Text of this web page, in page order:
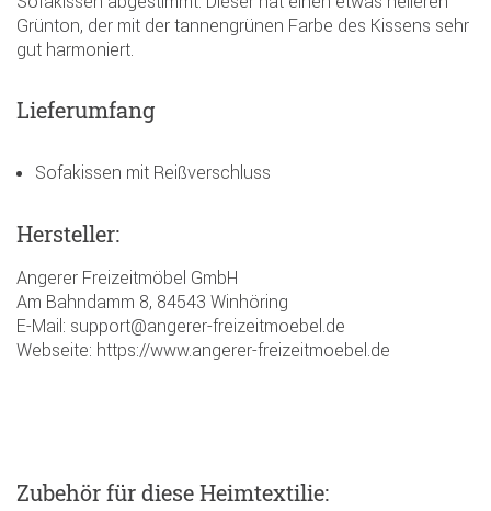
Grünton, der mit der tannengrünen Farbe des Kissens sehr
gut harmoniert.
Lieferumfang
Sofakissen mit Reißverschluss
Hersteller:
Angerer Freizeitmöbel GmbH
Am Bahndamm 8, 84543 Winhöring
E-Mail: support@angerer-freizeitmoebel.de
Webseite: https://www.angerer-freizeitmoebel.de
Zubehörfür diese Heimtextilie: